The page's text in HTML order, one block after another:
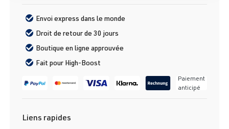
Envoi express dans le monde
Droit de retour de 30 jours
Boutique en ligne approuvée
Fait pour High-Boost
Paiement
anticipé
Liens rapides